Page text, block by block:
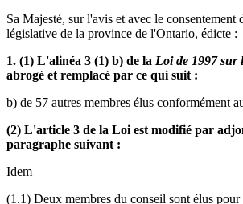
Sa Majesté, sur l'avis et avec le consentement
législative de la province de l'Ontario, édicte :
1. (1) L'alinéa 3 (1) b) de la Loi de 1997 sur
abrogé et remplacé par ce qui suit :
b) de 57 autres membres élus conformément
(2) L'article 3 de la Loi est modifié par
paragraphe suivant :
Idem
(1.1) Deux membres du conseil sont élus pour